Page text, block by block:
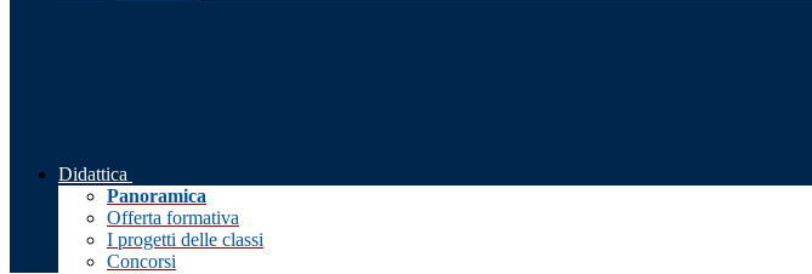
Didattica
Panoramica
Offerta formativa
I progetti delle classi
Concorsi